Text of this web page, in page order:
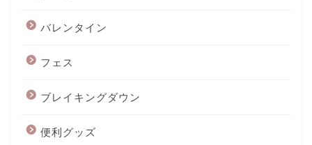
バレンタイン
フェス
ブレイキングダウン
便利グッズ